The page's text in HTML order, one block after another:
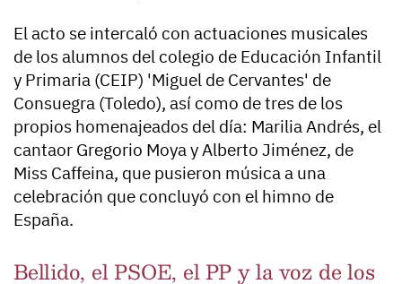
El acto se intercaló con actuaciones musicales
de los alumnos del colegio de Educación Infantil
y Primaria (CEIP) 'Miguel de Cervantes' de
Consuegra (Toledo), así como de tres de los
propios homenajeados del día: Marilia Andrés, el
cantaor Gregorio Moya y Alberto Jiménez, de
Miss Caffeina, que pusieron música a una
celebración que concluyó con el himno de
España.
Bellido, el PSOE, el PP y la voz de los